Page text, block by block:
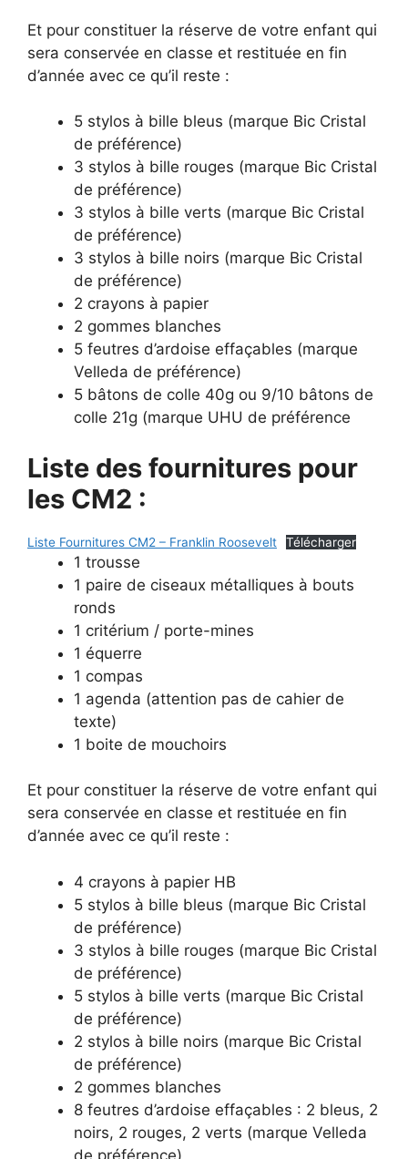
Et pour constituer la réserve de votre enfant qui
sera conservée en classe et restituée en fin
d’année avec ce qu’il reste :
5 stylos à bille bleus (marque Bic Cristal
de préférence)
3 stylos à bille rouges (marque Bic Cristal
de préférence)
3 stylos à bille verts (marque Bic Cristal
de préférence)
3 stylos à bille noirs (marque Bic Cristal
de préférence)
2 crayons à papier
2 gommes blanches
5 feutres d’ardoise effaçables (marque
Velleda de préférence)
5 bâtons de colle 40g ou 9/10 bâtons de
colle 21g (marque UHU de préférence
Liste des fournitures pour
les CM2 :
Liste Fournitures CM2 – Franklin Roosevelt Télécharger
1 trousse
1 paire de ciseaux métalliques à bouts
ronds
1 critérium / porte-mines
1 équerre
1 compas
1 agenda (attention pas de cahier de
texte)
1 boite de mouchoirs
Et pour constituer la réserve de votre enfant qui
sera conservée en classe et restituée en fin
d’année avec ce qu’il reste :
4 crayons à papier HB
5 stylos à bille bleus (marque Bic Cristal
de préférence)
3 stylos à bille rouges (marque Bic Cristal
de préférence)
5 stylos à bille verts (marque Bic Cristal
de préférence)
2 stylos à bille noirs (marque Bic Cristal
de préférence)
2 gommes blanches
8 feutres d’ardoise effaçables : 2 bleus, 2
noirs, 2 rouges, 2 verts (marque Velleda
de préférence)